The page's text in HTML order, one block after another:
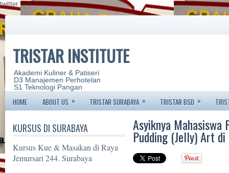
twitter
TRISTAR INSTITUTE
Akademi Kuliner & Patiseri
D3 Manajemen Perhotelan
S1 Teknologi Pangan
HOME ABOUT US » TRISTAR SURABAYA » TRISTAR BSD »
KURSUS DI SURABAYA
Kursus Kue & Masakan di Raya
Jemursari 244. Surabaya
Asyiknya
Pudding (Jelly) Art